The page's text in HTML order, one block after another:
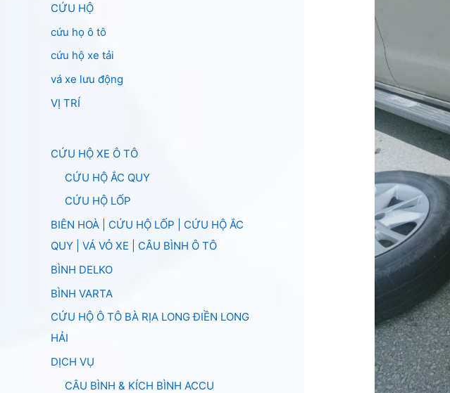
CỨU HỘ
cứu họ ô tô
cứu hộ xe tải
vá xe lưu động
VỊ TRÍ
CỨU HỘ XE Ô TÔ
CỨU HỘ ẮC QUY
CỨU HỘ LỐP
BIÊN HOÀ | CỨU HỘ LỐP | CỨU HỘ ẮC
QUY | VÁ VỎ XE | CÂU BÌNH Ô TÔ
BÌNH DELKO
BÌNH VARTA
CỨU HỘ Ô TÔ BÀ RỊA LONG ĐIỀN LONG
HẢI
DỊCH VỤ
CÂU BÌNH & KÍCH BÌNH ACCU